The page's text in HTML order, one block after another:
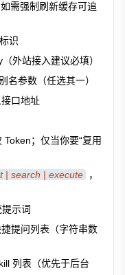
需强制刷新缓存可追
识
外站接入建议必填）
名参数（任选其一）
口地址
Token；仅当你要“复用
| search | execute
，
示词
提问列表（字符串数
列表（优先于后台